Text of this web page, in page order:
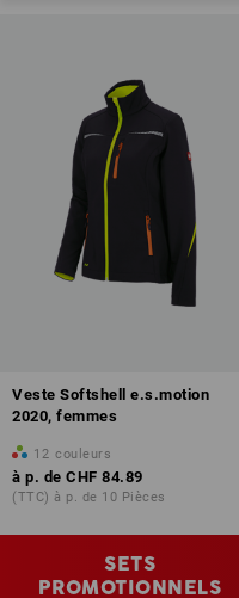
Veste Softshell e.s.motion
2020, femmes
12 couleurs
à p. de CHF 84.89
(TTC) à p. de 10 Pièces
SETS
PROMOTIONNELS